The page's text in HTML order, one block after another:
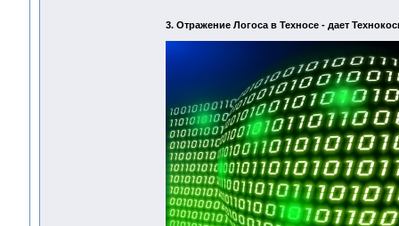
3. Отражение Логоса в Техносе - дает